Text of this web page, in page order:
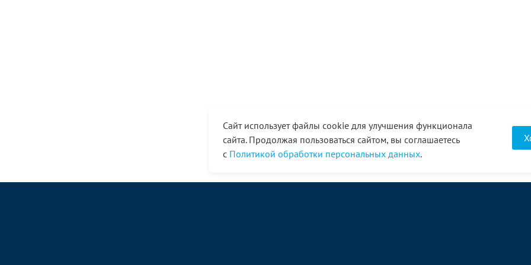
Сайт использует файлы cookie для улучшения функционала
сайта. Продолжая пользоваться сайтом, вы соглашаетесь
с Политикой обработки персональных данных.